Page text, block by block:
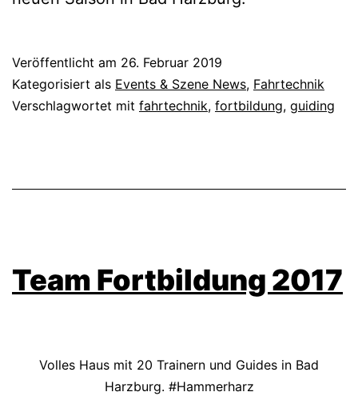
Veröffentlicht am 26. Februar 2019
Kategorisiert als Events & Szene News, Fahrtechnik
Verschlagwortet mit fahrtechnik, fortbildung, guiding
Team Fortbildung 2017
Volles Haus mit 20 Trainern und Guides in Bad
Harzburg. #Hammerharz